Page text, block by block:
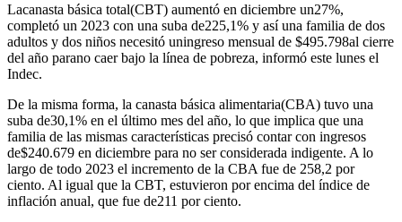
Lacanasta básica total(CBT) aumentó en diciembre un27%,
completó un 2023 con una suba de225,1% y así una familia de dos
adultos y dos niños necesitó uningreso mensual de $495.798al cierre
del año parano caer bajo la línea de pobreza, informó este lunes el
Indec.
De la misma forma, la canasta básica alimentaria(CBA) tuvo una
suba de30,1% en el último mes del año, lo que implica que una
familia de las mismas características precisó contar con ingresos
de$240.679 en diciembre para no ser considerada indigente. A lo
largo de todo 2023 el incremento de la CBA fue de 258,2 por
ciento. Al igual que la CBT, estuvieron por encima del índice de
inflación anual, que fue de211 por ciento.